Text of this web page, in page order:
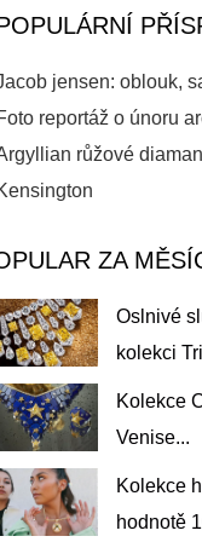
jensen: oblouk,
reportáž o únoru
růžové
ZA
Oslnivé
kolekci
Kolekce
Venise...
Kolekce
hodnotě